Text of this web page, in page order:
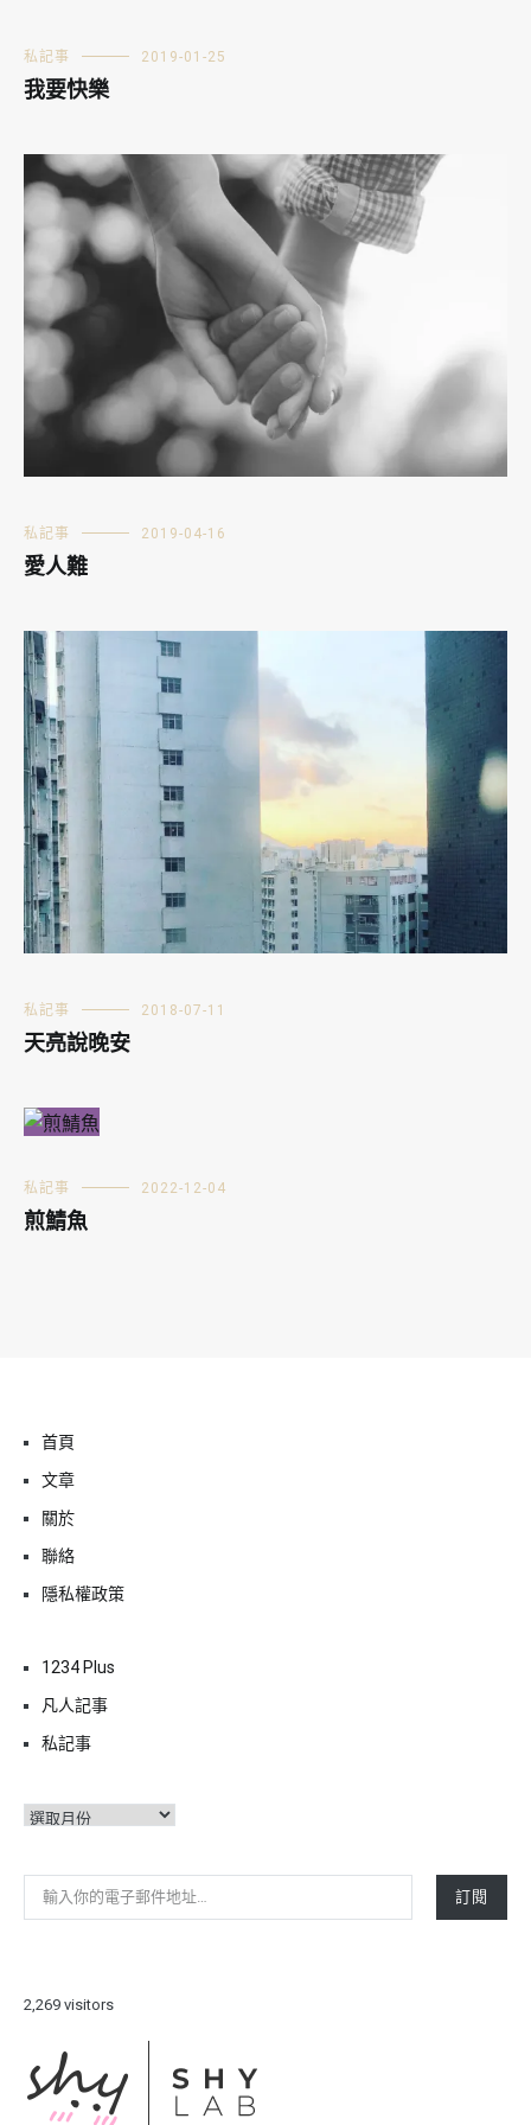
私記事 2019-01-25
我要快樂
私記事 2019-04-16
愛人難
私記事 2018-07-11
天亮說晚安
私記事 2022-12-04
煎鯖魚
首頁
文章
關於
聯絡
隱私權政策
1234 Plus
凡人記事
私記事
彙
輸入你的電子郵件地址…
訂閱
2,269 visitors